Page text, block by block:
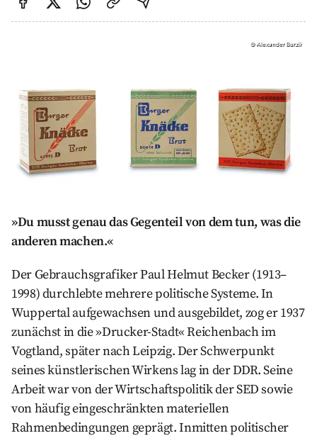
Auf Facebook teilen
Auf Twitter teilen
Per Link teilen
shareViaEmail
© Alexander Burzik
»Du musst genau das Gegenteil von dem tun, was die
anderen machen.«
Der Gebrauchsgrafiker Paul Helmut Becker (1913–
1998) durchlebte mehrere politische Systeme. In
Wuppertal aufgewachsen und ausgebildet, zog er 1937
zunächst in die »Drucker-Stadt« Reichenbach im
Vogtland, später nach Leipzig. Der Schwerpunkt
seines künstlerischen Wirkens lag in der DDR. Seine
Arbeit war von der Wirtschaftspolitik der SED sowie
von häufig eingeschränkten materiellen
Rahmenbedingungen geprägt. Inmitten politischer